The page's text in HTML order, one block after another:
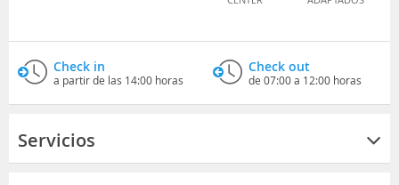
Check in
a partir de las 14:00 horas
Check out
de 07:00 a 12:00 horas
Servicios